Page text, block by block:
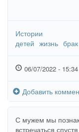
Истории
детей жизнь брак
06/07/2022 - 15:34
Добавить
С мужем мы
встречаться